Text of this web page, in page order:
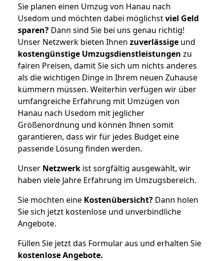
Sie planen einen Umzug von Hanau nach
Usedom und möchten dabei möglichstviel Geld
sparen? Dann sind Sie bei uns genau richtig!
Unser Netzwerk bieten Ihnen zuverlässige und
kostengünstige Umzugsdienstleistungen zu
fairen Preisen, damit Sie sich um nichts anderes
als die wichtigen Dinge in Ihrem neuen Zuhause
kümmern müssen. Weiterhin verfügen wir über
umfangreiche Erfahrung mit Umzügen von
Hanau nach Usedom mit jeglicher
Größenordnung und können Ihnen somit
garantieren, dass wir für jedes Budget eine
passende Lösung finden werden.
Unser Netzwerk ist sorgfältig ausgewählt, wir
haben viele Jahre Erfahrung im Umzugsbereich.
Sie möchten eine Kostenübersicht? Dann holen
Sie sich jetzt kostenlose und unverbindliche
Angebote.
Füllen Sie jetzt das Formular aus und erhalten Sie
kostenloseAngebote.